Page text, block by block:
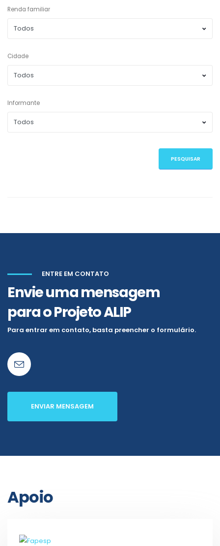
Renda familiar
Cidade
Informante
PESQUISAR
ENTRE EM CONTATO
Envie uma mensagem
para o Projeto ALIP
Para entrar em contato, basta preencher o formulário.
ENVIAR MENSAGEM
Apoio